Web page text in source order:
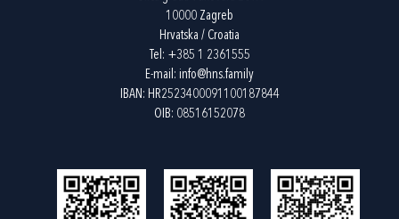
10000 Zagreb
Hrvatska / Croatia
Tel: +385 1 2361555
E-mail: info@hns.family
IBAN: HR2523400091100187844
OIB: 08516152078